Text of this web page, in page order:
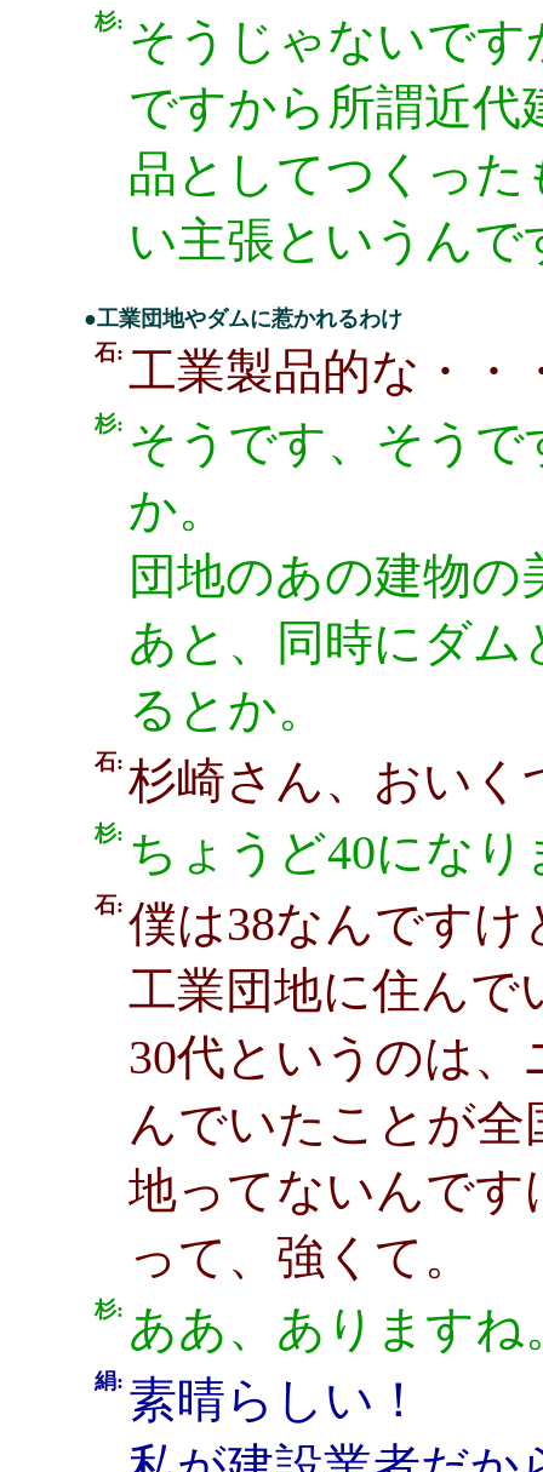
杉: そうじゃないです
ですから所謂近代
品としてつくっ
い主張というんで
●工業団地やダムに惹かれるわけ
石: 工業製品的な・・
杉: そうです、そう
か。
団地のあの建物
あと、同時にダ
るとか。
石: 杉崎さん、おいく
杉: ちょうど40になり
石: 僕は38なんです
工業団地に住んで
30代というのは
んでいたことが
地ってないんです
って、強くて。
杉: ああ、ありますね
絹: 素晴らしい！